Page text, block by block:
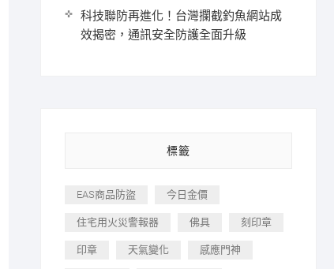
科技聯防再進化！台灣攔截釣魚網站成
效揭密，通訊安全防護全面升級
標籤
EAS商品防盜 今日金價
住宅用火災警報器 佛具 刻印章
印章 天氣變化 感應門神